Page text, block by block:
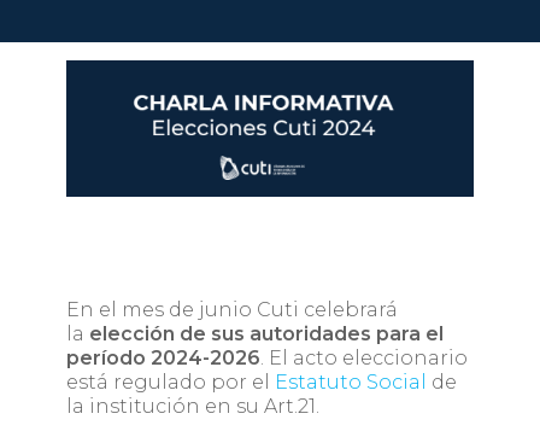
En el mes de junio Cuti celebrará
la elección de sus autoridades para el
período 2024-2026 . El acto eleccionario
está regulado por el
Estatuto Social
de
la institución en su Art.21.